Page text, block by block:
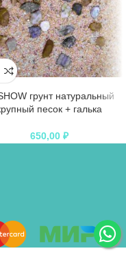
грунт натуральный
песок + галька
650,00 ₽